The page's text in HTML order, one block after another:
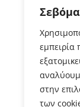
στην
των